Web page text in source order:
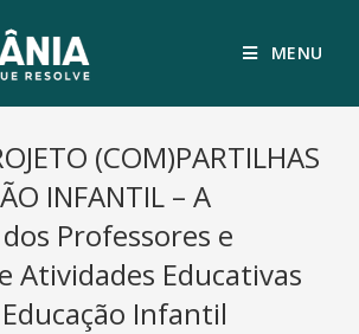
MENU
(COM)PARTILHAS
INFANTIL – A
Professores e
Atividades Educativas
Infantil